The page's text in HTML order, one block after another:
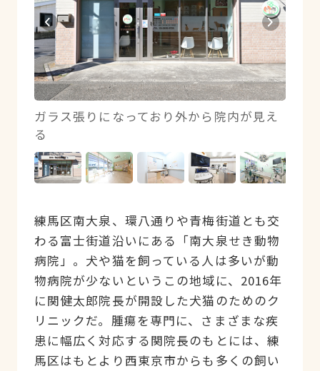
ガラス張りになっており外から院内が見え
る
練馬区南大泉、環八通りや青梅街道とも交
わる富士街道沿いにある「南大泉せき動物
病院」。犬や猫を飼っている人は多いが動
物病院が少ないというこの地域に、2016年
に関健太郎院長が開設した犬猫のためのク
リニックだ。腫瘍を専門に、さまざまな疾
患に幅広く対応する関院長のもとには、練
馬区はもとより西東京市からも多くの飼い